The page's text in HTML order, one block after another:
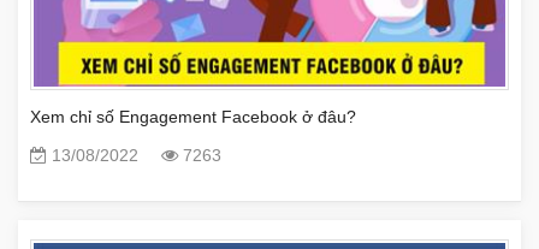
Xem chỉ số Engagement Facebook ở đâu?
13/08/2022
7263